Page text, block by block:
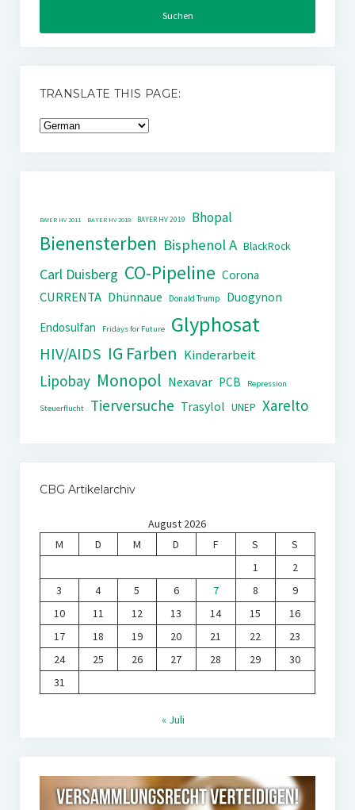
TRANSLATE THIS PAGE:
BAYER HV 2011 BAYER HV 2018 BAYER HV 2019 Bhopal
Bienensterben Bisphenol A BlackRock
Carl Duisberg CO-Pipeline Corona
CURRENTA Dhünnaue Donald Trump
Duogynon
Endosulfan
Fridays for Future Glyphosat
HIV/AIDS IG Farben Kinderarbeit
Lipobay Monopol Nexavar PCB Repression
Steuerflucht Tierversuche Trasylol UNEP Xarelto
CBG Artikelarchiv
August 2026
M
D M D F S
S
1
2
3
4 5 6 7 8
9
10
11 12 13 14 15
16
17
18 19 20 21 22
23
24
25 26 27 28 29
30
31
« Juli